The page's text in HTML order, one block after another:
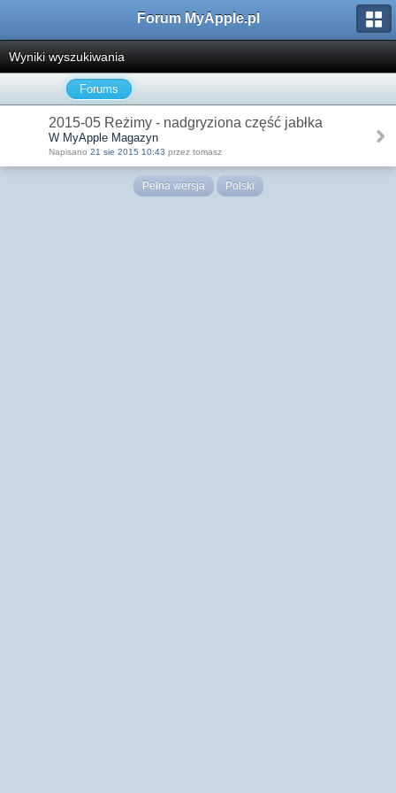
Forum MyApple.pl
Wyniki wyszukiwania
Forums
2015-05 Reżimy - nadgryziona część jabłka
W MyApple Magazyn
Napisano 21 sie 2015 10:43 przez tomasz
Pełna wersja Polski